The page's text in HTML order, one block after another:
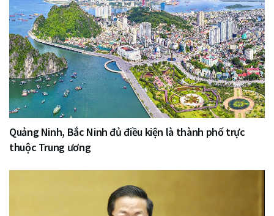
Quảng Ninh, Bắc Ninh đủ điều kiện là thành phố trực
thuộc Trung ương